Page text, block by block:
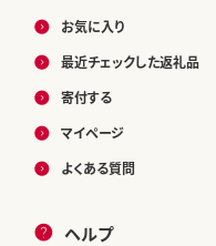
お気に入り
最近チェックした返礼品
寄付する
マイページ
よくある質問
ヘルプ